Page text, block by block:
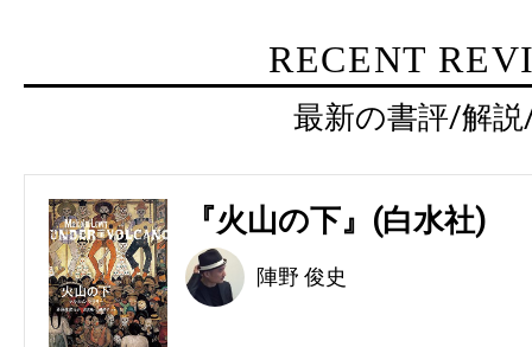
RECENT
最新の書評/解
『火山の下』(白水社)
陣野 俊史